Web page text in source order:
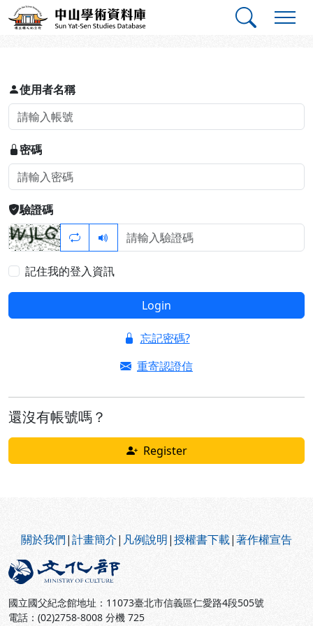
跳到主要內容
中山學術資料庫
登入
使用者名稱
密碼
驗證碼
記住我的登入資訊
Login
忘記密碼?
重寄認證信
還沒有帳號嗎？
Register
關於我們|計畫簡介| 凡例說明|授權書下載|著作權宣告
國立國父紀念館地址：11073臺北市信義區仁愛路4段505號
電話：(02)2758-8008 分機 725